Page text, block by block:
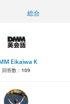
総合
Eikaiwa K
回答数： 109